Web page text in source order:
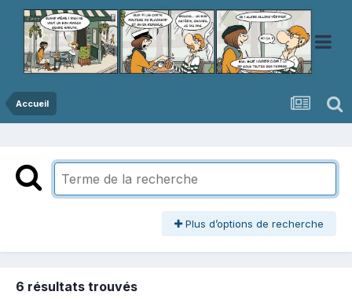
Accueil
Plus d’options de recherche
6 résultats trouvés